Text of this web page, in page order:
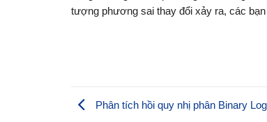
tượng phương sai thay đổi xảy ra, các
Phân tích hồi quy nhị phân Binary